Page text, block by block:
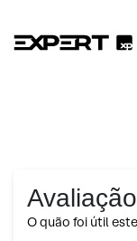
Avaliação
O quão foi útil